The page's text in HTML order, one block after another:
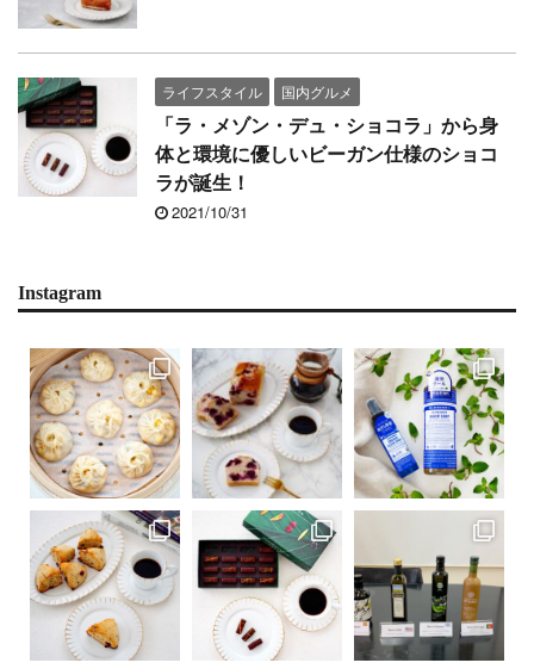
ライフスタイル
国内グルメ
「ラ・メゾン・デュ・ショコラ」から身
体と環境に優しいビーガン仕様のショコ
ラが誕生！
2021/10/31
Instagram